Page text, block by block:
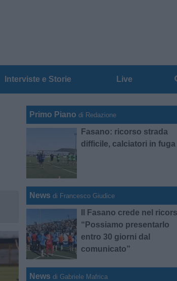
Interviste e Storie Live
Primo Piano di Redazione
Fasano: ricorso strada
difficile, calciatori in fuga
News di Francesco Giudice
Il Fasano crede nel
“Possiamo presentarlo
entro 30 giorni dal
comunicato”
News di Gabriele Mafrica